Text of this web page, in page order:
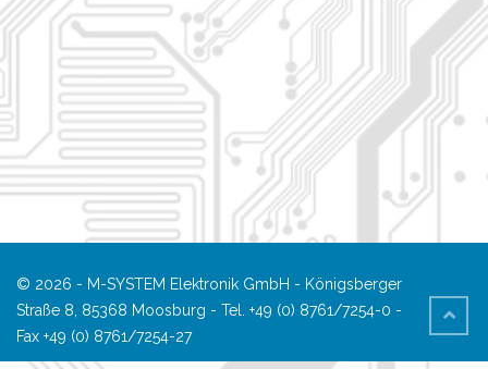
© 2026 - M-SYSTEM Elektronik GmbH - Königsberger
Straße 8, 85368 Moosburg - Tel. +49 (0) 8761/7254-0 -
Fax +49 (0) 8761/7254-27